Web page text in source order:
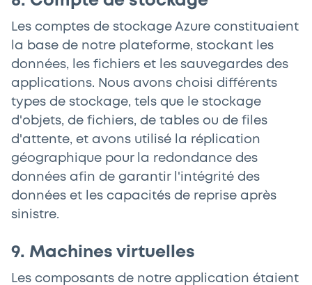
Les comptes de stockage Azure constituaient
la base de notre plateforme, stockant les
données, les fichiers et les sauvegardes des
applications. Nous avons choisi différents
types de stockage, tels que le stockage
d'objets, de fichiers, de tables ou de files
d'attente, et avons utilisé la réplication
géographique pour la redondance des
données afin de garantir l'intégrité des
données et les capacités de reprise après
sinistre.
9. Machines virtuelles
Les composants de notre application étaient